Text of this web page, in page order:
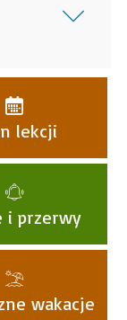
lekcji
i przerwy
wakacje